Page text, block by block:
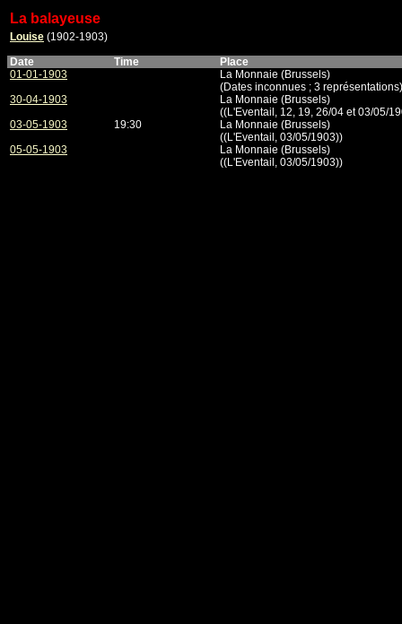
La balayeuse
Louise (1902-1903)
Date
Time
Place
01-01-1903
La Monnaie (Brussels)
(Dates inconnues ; 3 représentations)
30-04-1903
La Monnaie (Brussels)
((L'Eventail, 12, 19, 26/04 et 03/05/
03-05-1903
19:30
La Monnaie (Brussels)
((L'Eventail, 03/05/1903))
05-05-1903
La Monnaie (Brussels)
((L'Eventail, 03/05/1903))